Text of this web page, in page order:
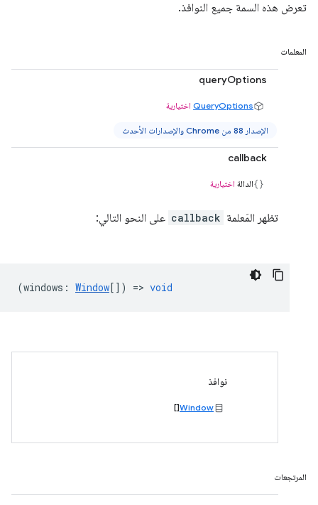
تعرض هذه السمة جميع النوافذ.
المعلمات
queryOptions
QueryOptions اختيارية
الإصدار 88 من Chrome والإصدارات الأحدث
callback
الدالة اختيارية
تظهر المَعلمة callback على النحو التالي:
(windows : Window[]) => void
نوافذ
Window
[]
المرتجعات